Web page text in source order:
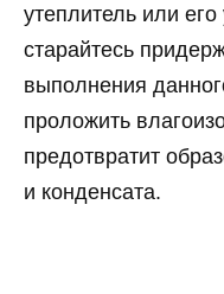
утеплитель или
старайтесь
выполнения
проложить
предотвратит
и конденсата.